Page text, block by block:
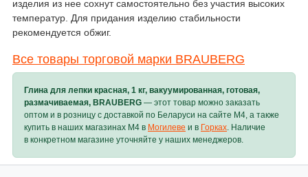
изделия из нее сохнут самостоятельно без участия высоких
температур. Для придания изделию стабильности
рекомендуется обжиг.
Все товары торговой марки BRAUBERG
Глина для лепки красная, 1 кг, вакуумированная, готовая,
размачиваемая, BRAUBERG — этот товар можно заказать
оптом и в розницу с доставкой по Беларуси на сайте M4, а также
купить в наших магазинах M4 в Могилеве и в Горках. Наличие
в конкретном магазине уточняйте у наших менеджеров.